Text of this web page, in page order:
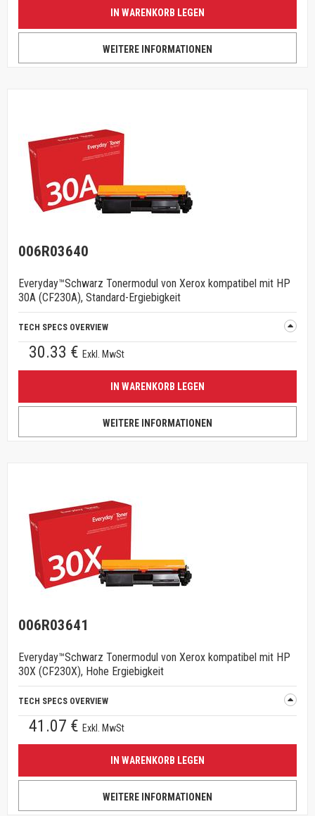
IN WARENKORB LEGEN
WEITERE INFORMATIONEN
006R03640
Everyday™Schwarz Tonermodul von Xerox kompatibel mit HP
30A (CF230A), Standard-Ergiebigkeit
TECH SPECS OVERVIEW
30.33 € Exkl. MwSt
IN WARENKORB LEGEN
WEITERE INFORMATIONEN
006R03641
Everyday™Schwarz Tonermodul von Xerox kompatibel mit HP
30X (CF230X), Hohe Ergiebigkeit
TECH SPECS OVERVIEW
41.07 € Exkl. MwSt
IN WARENKORB LEGEN
WEITERE INFORMATIONEN